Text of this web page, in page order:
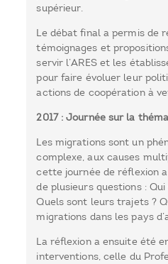
supérieur.
Le débat final a permis de
témoignages et
servir l’ARES et les
pour faire évoluer leur
actions de coopération à
2017 : Journée sur la
Les migrations sont un
complexe, aux causes
cette journée de réflexion
de plusieurs questions :
Quels sont leurs trajets ?
migrations dans les pays
La réflexion a ensuite été
interventions, celle du